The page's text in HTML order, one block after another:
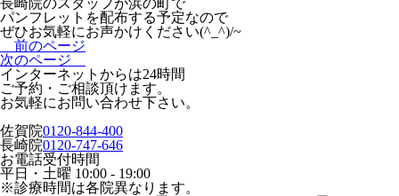
長崎院のスタッフが浜の町で
パンフレットを配布する予定なので
ぜひお気軽にお声かけください(^_^)/~
前のページ
次のページ
インターネットからは24時間
ご予約・ご相談頂けます。
お気軽にお問い合わせ下さい。
佐賀院0120-844-400
長崎院0120-747-646
お電話受付時間
平日・土曜 10:00 - 19:00
※診療時間は各院異なります。